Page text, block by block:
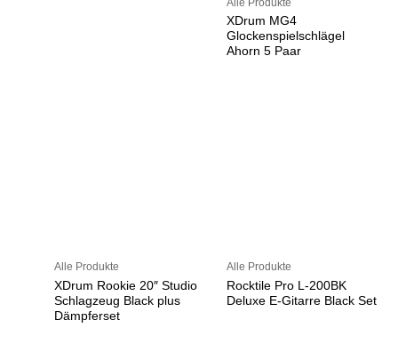
XDrum MG4
Glockenspielschlägel
Ahorn 5 Paar
Alle Produkte
XDrum Rookie 20″ Studio
Schlagzeug Black plus
Dämpferset
Alle Produkte
Rocktile Pro L-200BK
Deluxe E-Gitarre Black Set